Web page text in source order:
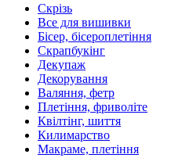
Скрізь
Все для вишивки
Бісер, бісероплетіння
Скрапбукінг
Декупаж
Декорування
Валяння, фетр
Плетіння, фриволіте
Квілтінг, шиття
Килимарство
Макраме, плетіння